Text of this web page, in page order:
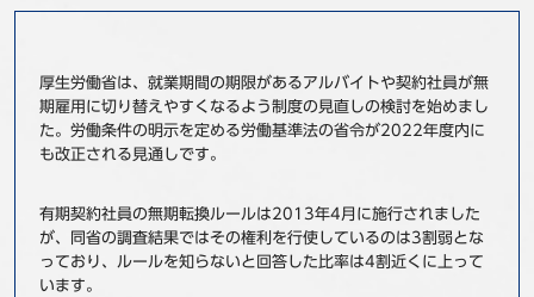
事例
セミナ−
ニュース
厚生労働省は、就業期間の期限があるアルバイトや契約社員が無
期雇用に切り替えやすくなるよう制度の見直しの検討を始めまし
た。労働条件の明示を定める労働基準法の省令が2022年度内に
も改正される見通しです。
有期契約社員の無期転換ルールは2013年4月に施行されました
が、同省の調査結果ではその権利を行使しているのは3割弱とな
っており、ルールを知らないと回答した比率は4割近くに上って
います。